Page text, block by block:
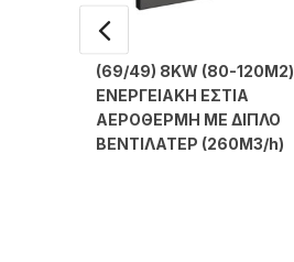
(69/49) 8KW (80-120Μ2)
ΕΝΕΡΓΕΙΑΚΗ ΕΣΤΙΑ
ΑΕΡΟΘΕΡΜΗ ΜΕ ΔΙΠΛΟ
ΒΕΝΤΙΛΑΤΕΡ (260M3/h)